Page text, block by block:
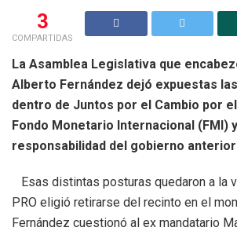
3
COMPARTIDAS
La Asamblea Legislativa que
Alberto Fernández dejó expuestas
dentro de Juntos por el Cambio por
Fondo Monetario Internacional (FMI)
responsabilidad del gobierno anterior
Esas distintas posturas quedaron a la
PRO eligió retirarse del recinto en el
Fernández cuestionó al ex mandatario